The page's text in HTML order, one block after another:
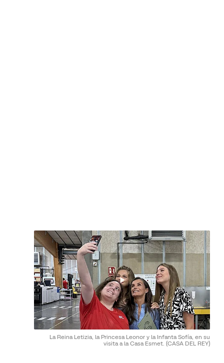
La Reina Letizia, la Princesa Leonor y la Infanta Sofía, en su
visita a la Casa Esmet. (CASA DEL REY)